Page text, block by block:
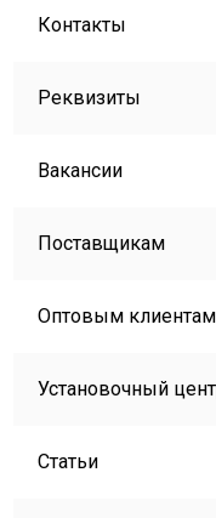
Контакты
Реквизиты
Вакансии
Поставщикам
Оптовым клиентам
Установочный
Статьи